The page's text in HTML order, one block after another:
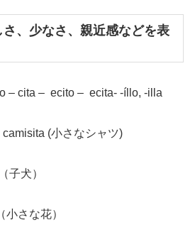
、少なさ、親近感などを表
– cita – ecito – ecita- -íllo, -illa
(小さなシャツ)
子犬）
さな花）